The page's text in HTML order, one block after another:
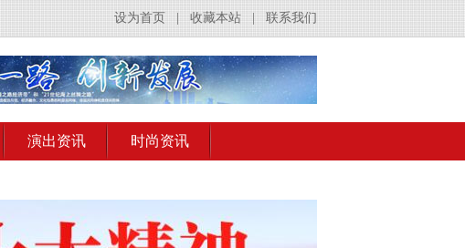
联系我们
收藏本站
设为首页
演出资讯 时尚资讯